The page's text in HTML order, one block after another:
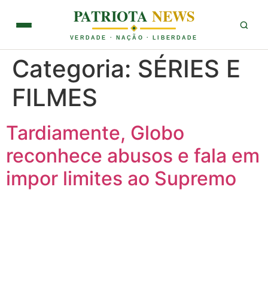
PATRIOTANEWS
VERDADE · NAÇÃO · LIBERDADE
Categoria: SÉRIES E
FILMES
Tardiamente, Globo
reconhece abusos e fala em
impor limites ao Supremo